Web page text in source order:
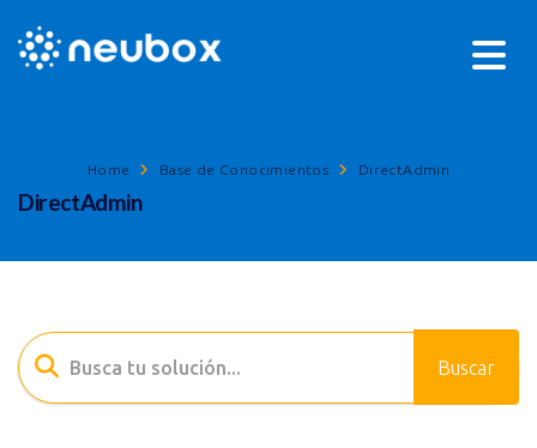
Home Base de Conocimientos DirectAdmin
DirectAdmin